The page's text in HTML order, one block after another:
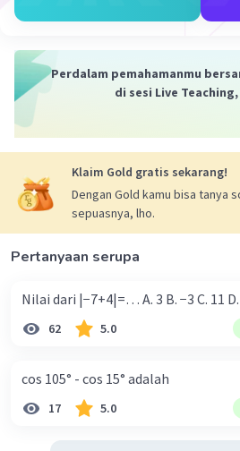
Iklan
Perdalam pemahamanmu
di sesi Live Teaching,
Klaim Gold gratis sekarang!
Dengan Gold kamu bisa tanya
sepuasnya, lho.
Pertanyaan serupa
Nilai dari |−7+4|=… A. 3 B. −3
62 5.0
cos 105° - cos 15° adalah
17 5.0